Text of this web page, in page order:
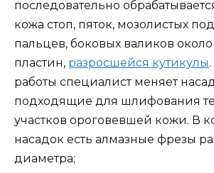
последовательно
кожа стоп, пяток, мозолистых
пальцев, боковых валиков
пластин, разросшейся кутикулы
работы специалист меняет
подходящие для шлифования
участков ороговевшей кожи. В
насадок есть алмазные фрезы
диаметра;